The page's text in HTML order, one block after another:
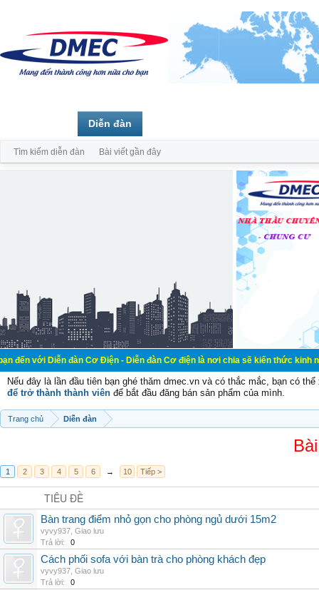
đàn Cơ Điện - Diễn đàn Cơ điện là nơi chia sẽ kiến thức kinh nghiệm
Nếu đây là lần đầu tiên bạn ghé thăm dmec.vn và có thắc mắc, bạn có
để trở thành thành viên để bắt đầu đăng bán sản phẩm của mình.
Trang chủ Diễn đàn
1 2 3 4 5 6 → 10 Tiếp >
TIÊU ĐỀ
Bàn trang điểm nhỏ gọn cho phòng ngủ dưới 15m2
vyvy937 Giao lưu
Trả lời:
0
Cách phối sofa với bàn trà cho phòng khách đẹp
vyvy937 Giao lưu
Trả lời:
0
Diễn đàn
Tìm kiếm diễn đàn Bài viết gần đây